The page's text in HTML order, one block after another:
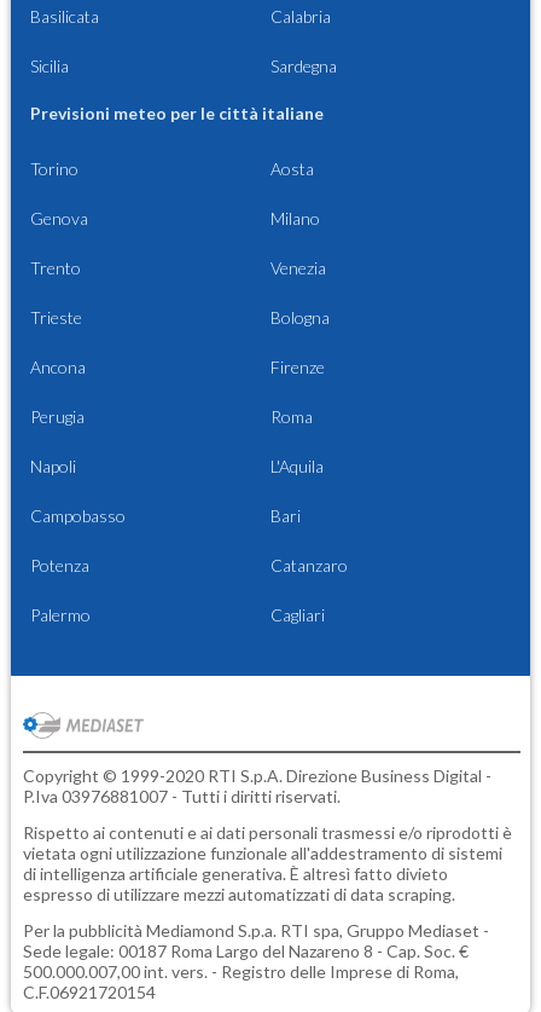
Basilicata Calabria
Sicilia Sardegna
Previsioni meteo per le città italiane
Torino Aosta
Genova Milano
Trento Venezia
Trieste Bologna
Ancona Firenze
Perugia Roma
Napoli L'Aquila
Campobasso Bari
Potenza Catanzaro
Palermo Cagliari
Copyright © 1999-2020 RTI S.p.A. Direzione Business Digital -
P.Iva 03976881007 - Tutti i diritti riservati.
Rispetto ai contenuti e ai dati personali trasmessi e/o riprodotti è
vietata ogni utilizzazione funzionale all'addestramento di sistemi
di intelligenza artificiale generativa. È altresì fatto divieto
espresso di utilizzare mezzi automatizzati di data scraping.
Per la pubblicità Mediamond S.p.a. RTI spa, Gruppo Mediaset -
Sede legale: 00187 Roma Largo del Nazareno 8 - Cap. Soc. €
500.000.007,00 int. vers. - Registro delle Imprese di Roma,
C.F.06921720154